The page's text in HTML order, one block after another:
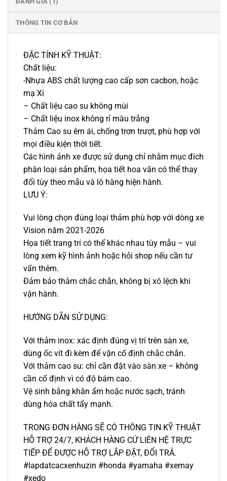
THÔNG TIN CƠ BẢN
ĐẶC TÍNH KỸ THUẬT:
Chất liệu:
-Nhựa ABS chất lượng cao cấp sơn cacbon, hoặc
mạ Xi
– Chất liệu cao su không mùi
– Chất liệu inox không rỉ màu trắng
Thảm Cao su êm ái, chống trơn trượt, phù hợp với
mọi điều kiện thời tiết.
Các hình ảnh xe được sử dụng chỉ nhằm mục đích
phân loại sản phẩm, họa tiết hoa văn có thể thay
đổi tùy theo mẫu và lô hàng hiện hành.
LƯU Ý:
Vui lòng chọn đúng loại thảm phù hợp với dòng xe
Vision năm 2021-2026
Họa tiết trang trí có thể khác nhau tùy mẫu – vui
lòng xem kỹ hình ảnh hoặc hỏi shop nếu cần tư
vấn thêm.
Đảm bảo thảm chắc chắn, không bị xô lệch khi
vận hành.
HƯỚNG DẪN SỬ DỤNG:
Với thảm inox: xác định đúng vị trí trên sàn xe,
dùng ốc vít đi kèm để vặn cố định chắc chắn.
Với thảm cao su: chỉ cần đặt vào sàn xe – không
cần cố định vì có độ bám cao.
Vệ sinh bằng khăn ẩm hoặc nước sạch, tránh
dùng hóa chất tẩy mạnh.
TRONG ĐƠN HÀNG SẼ CÓ THÔNG TIN KỸ THUẬT
HỖ TRỢ 24/7, KHÁCH HÀNG CỨ LIÊN HỆ TRỰC
TIẾP ĐỂ ĐƯỢC HỖ TRỢ LẮP ĐẶT, ĐỔI TRẢ.
#lapdatcacxenhuzin #honda #yamaha #xemay
#xedo